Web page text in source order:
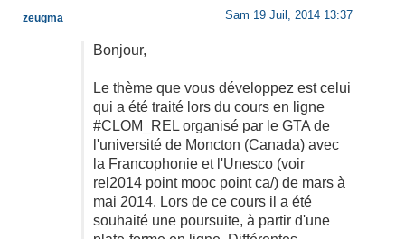
Sam 19 Juil, 2014 13:37
Bonjour,
Le thème que vous développez est celui
qui a été traité lors du cours en ligne
#CLOM_REL organisé par le GTA de
l'université de Moncton (Canada) avec
la Francophonie et l'Unesco (voir
rel2014 point mooc point ca/) de mars à
mai 2014. Lors de ce cours il a été
souhaité une poursuite, à partir d'une
zeugma